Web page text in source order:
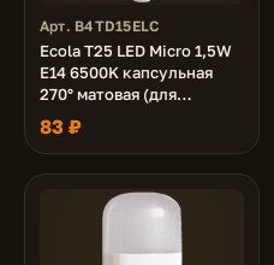
Арт. B4TD15ELC
Ecola T25 LED Micro 1,5W
E14 6500K капсульная
270° матовая (для
холодил., шв. машинки и
т.д.) 55x22 mm
83 ₽